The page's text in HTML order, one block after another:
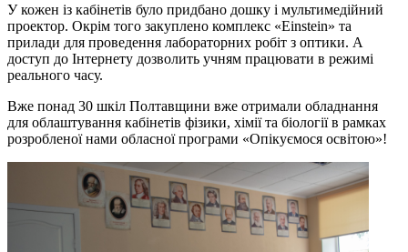
У кожен із кабінетів було придбано дошку і мультимедійний
проектор. Окрім того закуплено комплекс «Еinstein» та
прилади для проведення лабораторних робіт з оптики. А
доступ до Інтернету дозволить учням працювати в режимі
реального часу.
Вже понад 30 шкіл Полтавщини вже отримали обладнання
для облаштування кабінетів фізики, хімії та біології в рамках
розробленої нами обласної програми «Опікуємося освітою»!